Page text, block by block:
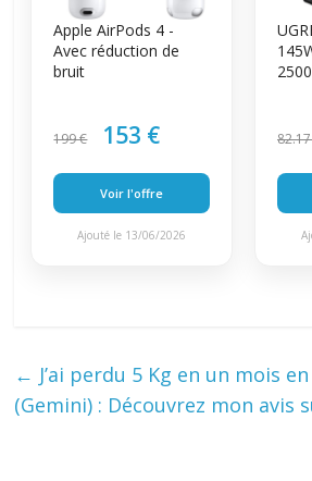
Apple AirPods 4 -
Avec réduction de
bruit
199 € 153 €
Voir l'offre
Ajouté le 13/06/2026
← J’ai perdu 5 Kg en un mois
(Gemini) : Découvrez mon avis